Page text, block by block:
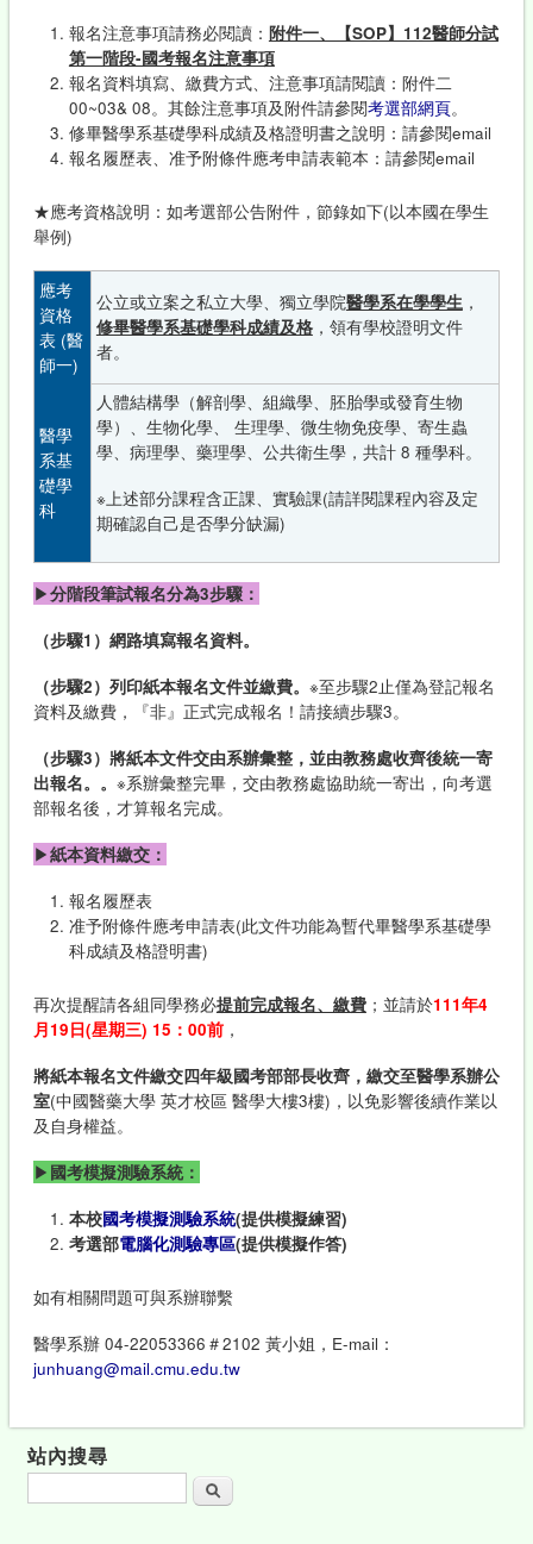
報名注意事項請務必閱讀： 附件一、【SOP】112醫師分試
第一階段-國考報名注意事項
報名資料填寫、繳費方式、注意事項請閱讀：附件二
00~03& 08。其餘注意事項及附件請參閱考選部網頁。
修畢醫學系基礎學科成績及格證明書之說明：請參閱email
報名履歷表、准予附條件應考申請表範本：請參閱email
★應考資格說明：如考選部公告附件，節錄如下(以本國在學生
舉例)
應考
資格
表 (醫
師一)
公立或立案之私立大學、獨立學院醫學系在學學生，
修畢醫學系基礎學科成績及格，領有學校證明文件
者。
醫學
系基
礎學
科
人體結構學（解剖學、組織學、胚胎學或發育生物
學）、生物化學、 生理學、微生物免疫學、寄生蟲
學、病理學、藥理學、公共衛生學，共計 8 種學科。
※上述部分課程含正課、實驗課(請詳閱課程內容及定
期確認自己是否學分缺漏)
▶分階段筆試報名分為3步驟：
（步驟1）網路填寫報名資料。
（步驟2）列印紙本報名文件並繳費。 ※至步驟2止僅為登記報名
資料及繳費，『非』正式完成報名！請接續步驟3。
（步驟3）將紙本文件交由系辦彙整，並由教務處收齊後統一寄
出報名。。 ※系辦彙整完畢，交由教務處協助統一寄出，向考選
部報名後，才算報名完成。
▶紙本資料繳交：
報名履歷表
准予附條件應考申請表(此文件功能為暫代畢醫學系基礎學
科成績及格證明書)
再次提醒請各組同學務必提前完成報名、繳費；並請於111年4
月19日(星期三) 15：00前，
將紙本報名文件繳交四年級國考部部長收齊，繳交至醫學系辦公
室(中國醫藥大學 英才校區 醫學大樓3樓)，以免影響後續作業以
及自身權益。
▶ 國考模擬測驗系統：
本校國考模擬測驗系統(提供模擬練習)
考選部電腦化測驗專區(提供模擬作答)
如有相關問題可與系辦聯繫
醫學系辦 04-22053366＃2102 黃小姐，E-mail：
junhuang@mail.cmu.edu.tw
站內搜尋
搜尋